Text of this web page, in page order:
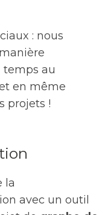
: nous
temps au
en même
projets !
la
avec un outil